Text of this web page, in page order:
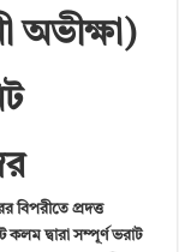
অভীক্ষা)
বিপরীতে প্রদত্ত
কলম দ্বারা সম্পূর্ণ ভরাট